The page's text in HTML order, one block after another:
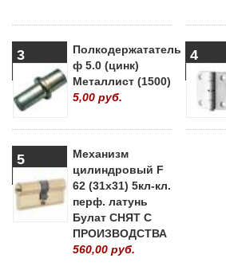
3
Полкодержататель
ф 5.0 (цинк)
Металлист (1500)
5,00 руб.
4
5
Механизм
цилиндровый F
62 (31х31) 5кл-кл.
перф. латунь
Булат СНЯТ С
ПРОИЗВОДСТВА
560,00 руб.